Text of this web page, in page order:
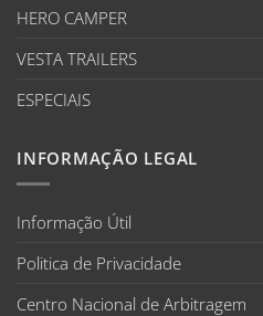
HERO CAMPER
VESTA TRAILERS
ESPECIAIS
INFORMAÇÃO LEGAL
Informação Útil
Politica de Privacidade
Centro Nacional de Arbitragem